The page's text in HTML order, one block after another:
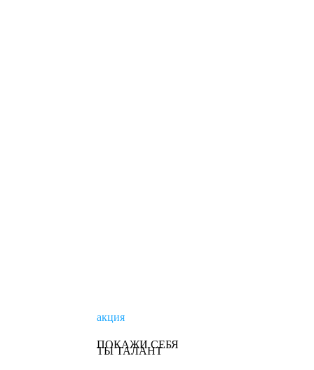
акция
ТЫ ТАЛАНТ
ПОКАЖИ СЕБЯ